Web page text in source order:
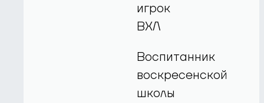
игрок
ВХЛ
Воспитанник
воскресенской
школы